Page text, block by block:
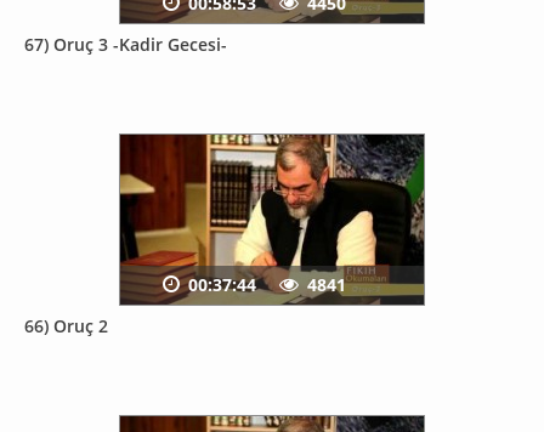
67) Oruç 3 -Kadir Gecesi-
66) Oruç 2
00:37:44 4841